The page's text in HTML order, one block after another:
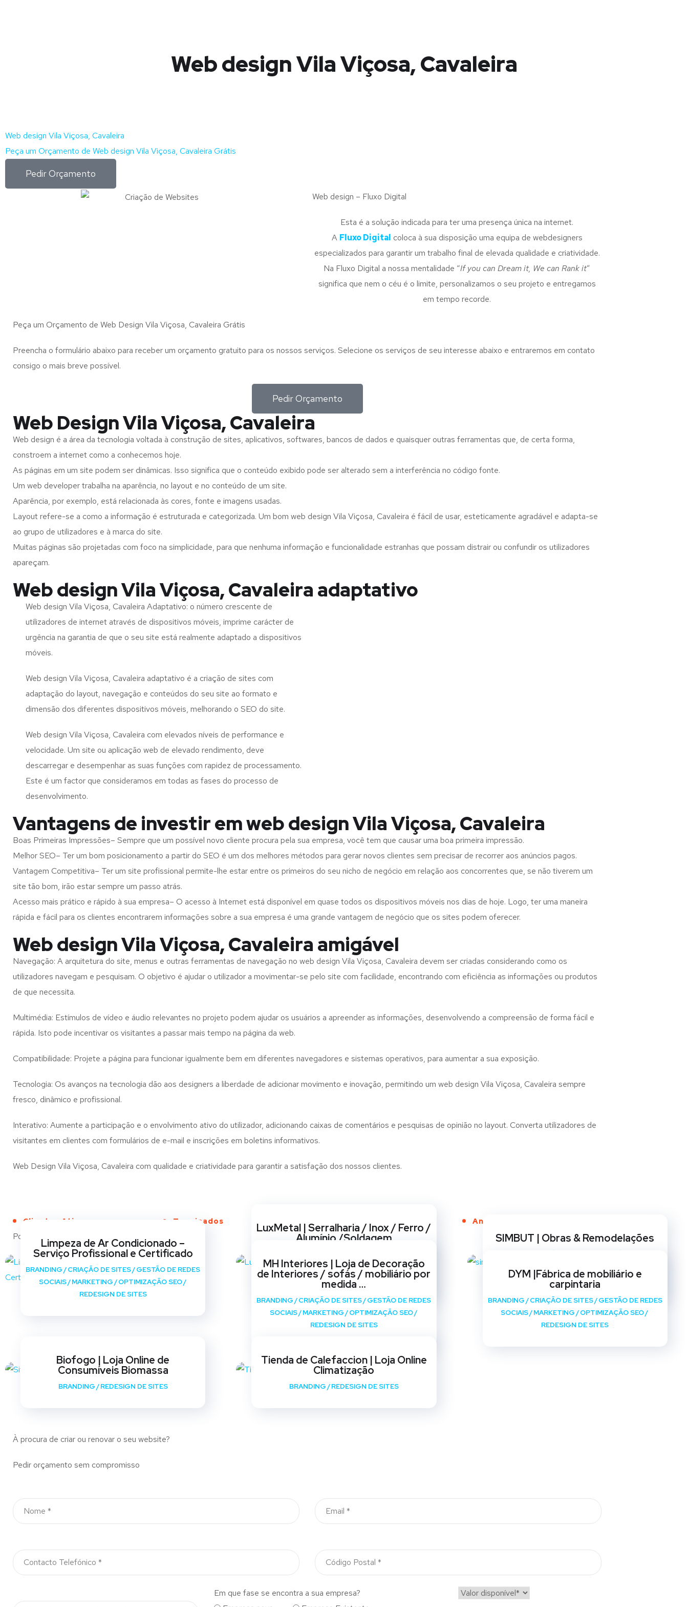
Web design Vila Viçosa, Cavaleira
Web design Vila Viçosa, Cavaleira
Peça um Orçamento de Web design Vila Viçosa, Cavaleira Grátis
Pedir Orçamento
Web design – Fluxo Digital
Esta é a solução indicada para ter uma presença única na internet.
A Fluxo Digital coloca à sua disposição uma equipa de webdesigners
especializados para garantir um trabalho final de elevada qualidade e criatividade.
Na Fluxo Digital a nossa mentalidade “If you can Dream it, We can Rank it”
significa que nem o céu é o limite, personalizamos o seu projeto e entregamos
em tempo recorde.
Peça um Orçamento de Web Design Vila Viçosa, Cavaleira Grátis
Preencha o formulário abaixo para receber um orçamento gratuito para os nossos serviços. Selecione os serviços de seu interesse abaixo e entraremos em contato
consigo o mais breve possível.
Pedir Orçamento
Web Design Vila Viçosa, Cavaleira
Web design é a área da tecnologia voltada à construção de sites, aplicativos, softwares, bancos de dados e quaisquer outras ferramentas que, de certa forma,
constroem a internet como a conhecemos hoje.
As páginas em um site podem ser dinâmicas. Isso significa que o conteúdo exibido pode ser alterado sem a interferência no código fonte.
Um web developer trabalha na aparência, no layout e no conteúdo de um site.
Aparência, por exemplo, está relacionada às cores, fonte e imagens usadas.
Layout refere-se a como a informação é estruturada e categorizada. Um bom web design Vila Viçosa, Cavaleira é fácil de usar, esteticamente agradável e adapta-se
ao grupo de utilizadores e à marca do site.
Muitas páginas são projetadas com foco na simplicidade, para que nenhuma informação e funcionalidade estranhas que possam distrair ou confundir os utilizadores
apareçam.
Web design Vila Viçosa, Cavaleira adaptativo
Web design Vila Viçosa, Cavaleira Adaptativo: o número crescente de
utilizadores de internet através de dispositivos móveis, imprime carácter de
urgência na garantia de que o seu site está realmente adaptado a dispositivos
móveis.
Web design Vila Viçosa, Cavaleira adaptativo é a criação de sites com
adaptação do layout, navegação e conteúdos do seu site ao formato e
dimensão dos diferentes dispositivos móveis, melhorando o SEO do site.
Web design Vila Viçosa, Cavaleira com elevados níveis de performance e
velocidade. Um site ou aplicação web de elevado rendimento, deve
descarregar e desempenhar as suas funções com rapidez de processamento.
Este é um factor que consideramos em todas as fases do processo de
desenvolvimento.
Vantagens de investir em web design Vila Viçosa, Cavaleira
Boas Primeiras Impressões– Sempre que um possível novo cliente procura pela sua empresa, você tem que causar uma boa primeira impressão.
Melhor SEO– Ter um bom posicionamento a partir do SEO é um dos melhores métodos para gerar novos clientes sem precisar de recorrer aos anúncios pagos.
Vantagem Competitiva– Ter um site profissional permite-lhe estar entre os primeiros do seu nicho de negócio em relação aos concorrentes que, se não tiverem um
site tão bom, irão estar sempre um passo atrás.
Acesso mais prático e rápido à sua empresa– O acesso à Internet está disponível em quase todos os dispositivos móveis nos dias de hoje. Logo, ter uma maneira
rápida e fácil para os clientes encontrarem informações sobre a sua empresa é uma grande vantagem de negócio que os sites podem oferecer.
Web design Vila Viçosa, Cavaleira amigável
Navegação: A arquitetura do site, menus e outras ferramentas de navegação no web design Vila Viçosa, Cavaleira devem ser criadas considerando como os
utilizadores navegam e pesquisam. O objetivo é ajudar o utilizador a movimentar-se pelo site com facilidade, encontrando com eficiência as informações ou produtos
de que necessita.
Multimédia: Estímulos de vídeo e áudio relevantes no projeto podem ajudar os usuários a apreender as informações, desenvolvendo a compreensão de forma fácil e
rápida. Isto pode incentivar os visitantes a passar mais tempo na página da web.
Compatibilidade: Projete a página para funcionar igualmente bem em diferentes navegadores e sistemas operativos, para aumentar a sua exposição.
Tecnologia: Os avanços na tecnologia dão aos designers a liberdade de adicionar movimento e inovação, permitindo um web design Vila Viçosa, Cavaleira sempre
fresco, dinâmico e profissional.
Interativo: Aumente a participação e o envolvimento ativo do utilizador, adicionando caixas de comentários e pesquisas de opinião no layout. Converta utilizadores de
visitantes em clientes com formulários de e-mail e inscrições em boletins informativos.
Web Design Vila Viçosa, Cavaleira com qualidade e criatividade para garantir a satisfação dos nossos clientes.
Clientes Ativos Terminados Anos de Serviço
Portfólio
Limpeza de Ar Condicionado –
Serviço Profissional e Certificado
BRANDING/CRIAÇÃO DE SITES/GESTÃO DE REDES
SOCIAIS/MARKETING/OPTIMIZAÇÃO SEO/
REDESIGN DE SITES
LuxMetal | Serralharia / Inox / Ferro /
Alumínio /Soldagem
SOCIAIS/ MARKETING/OPTIMIZAÇÃO SEO/
REDESIGN DE SITES
SIMBUT | Obras & Remodelações
REDESIGN DE SITES
MH Interiores | Loja de Decoração
de Interiores / sofás / mobiliário por
medida …
BRANDING /CRIAÇÃO DE SITES/GESTÃO DE REDES
SOCIAIS/MARKETING/OPTIMIZAÇÃO SEO/
REDESIGN DE SITES
DYM |Fábrica de mobiliário e
carpintaria
BRANDING/CRIAÇÃO DE SITES/GESTÃO DE REDES
SOCIAIS/MARKETING/OPTIMIZAÇÃO SEO/
REDESIGN DE SITES
Biofogo | Loja Online de
Consumíveis Biomassa
BRANDING/REDESIGN DE SITES
Tienda de Calefaccion | Loja Online
Climatização
BRANDING/REDESIGN DE SITES
À procura de criar ou renovar o seu website?
Pedir orçamento sem compromisso
Em que fase se encontra a sua empresa?